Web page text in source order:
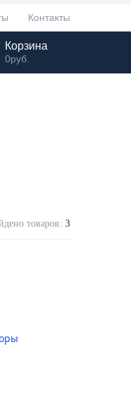
Контакты
Корзина
0руб.
товаров: 3